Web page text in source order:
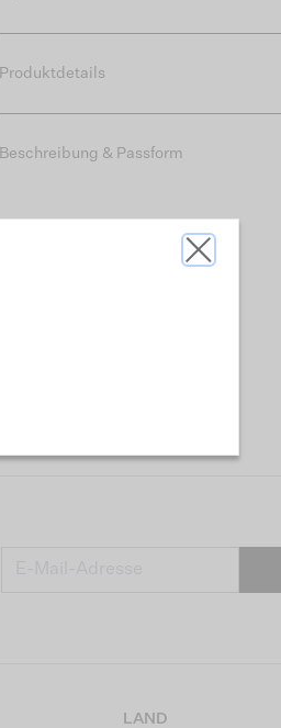
Produktdetails
Beschreibung & Passform
LAND